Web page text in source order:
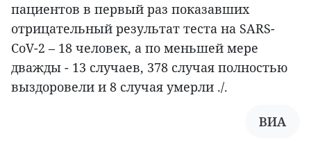
пациентов в первый раз показавших
отрицательный результат теста на SARS-
CoV-2 – 18 человек, а по меньшей мере
дважды - 13 случаев, 378 случая полностью
выздоровели и 8 случая умерли ./.
ВИА